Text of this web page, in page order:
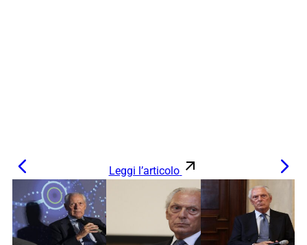
Leggi l’articolo